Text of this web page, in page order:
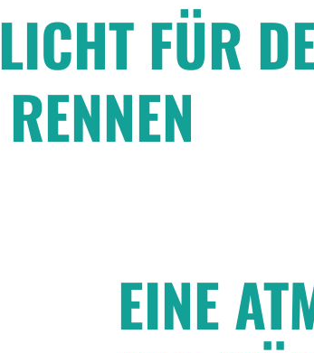
FÜR
RENNEN
EINE